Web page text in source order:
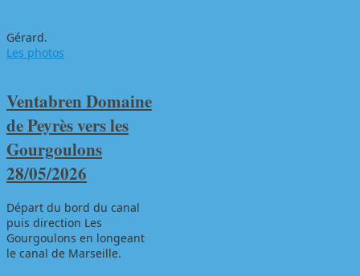
Gérard.
Les photos
Ventabren Domaine
de Peyrès vers les
Gourgoulons
28/05/2026
Départ du bord du canal
puis direction Les
Gourgoulons en longeant
le canal de Marseille.